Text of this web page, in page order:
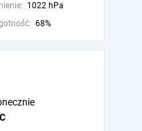
1022 hPa
68%